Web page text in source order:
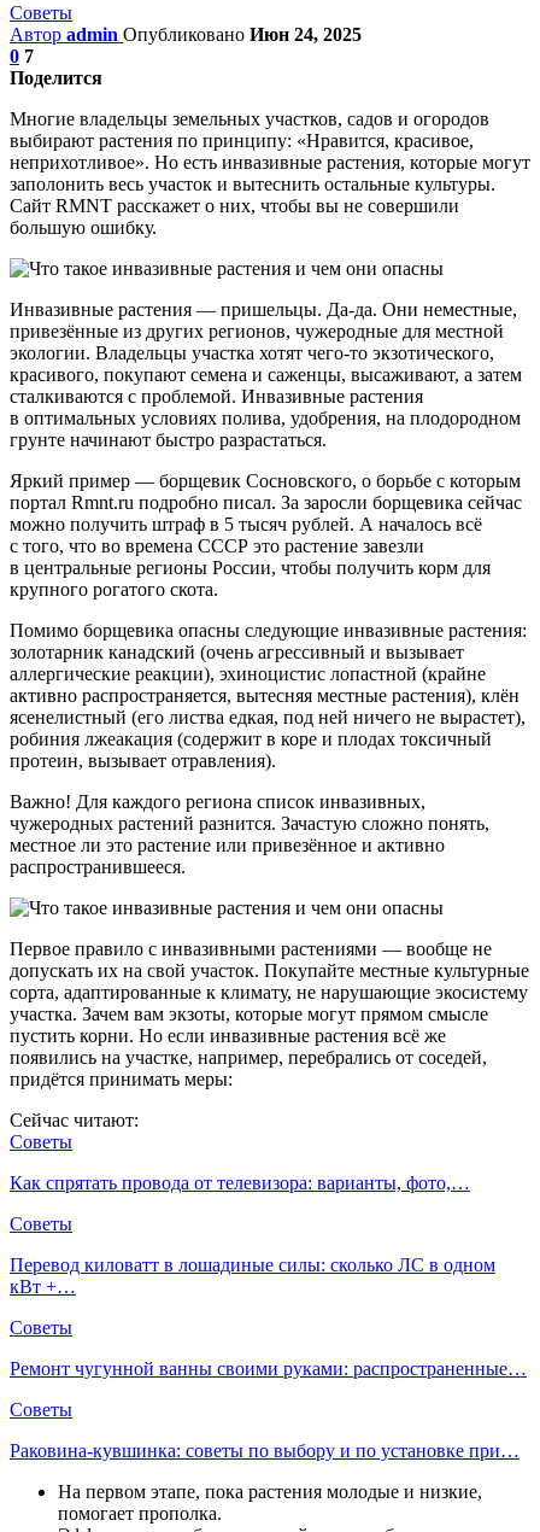
Советы
Автор admin Опубликовано Июн 24, 2025
0 7
Поделится
Многие владельцы земельных участков, садов и огородов
выбирают растения по принципу: «Нравится, красивое,
неприхотливое». Но есть инвазивные растения, которые могут
заполонить весь участок и вытеснить остальные культуры.
Сайт RMNT расскажет о них, чтобы вы не совершили
большую ошибку.
Инвазивные растения — пришельцы. Да-да. Они неместные,
привезённые из других регионов, чужеродные для местной
экологии. Владельцы участка хотят чего-то экзотического,
красивого, покупают семена и саженцы, высаживают, а затем
сталкиваются с проблемой. Инвазивные растения
в оптимальных условиях полива, удобрения, на плодородном
грунте начинают быстро разрастаться.
Яркий пример — борщевик Сосновского, о борьбе с которым
портал Rmnt.ru подробно писал. За заросли борщевика сейчас
можно получить штраф в 5 тысяч рублей. А началось всё
с того, что во времена СССР это растение завезли
в центральные регионы России, чтобы получить корм для
крупного рогатого скота.
Помимо борщевика опасны следующие инвазивные растения:
золотарник канадский (очень агрессивный и вызывает
аллергические реакции), эхиноцистис лопастной (крайне
активно распространяется, вытесняя местные растения), клён
ясенелистный (его листва едкая, под ней ничего не вырастет),
робиния лжеакация (содержит в коре и плодах токсичный
протеин, вызывает отравления).
Важно! Для каждого региона список инвазивных,
чужеродных растений разнится. Зачастую сложно понять,
местное ли это растение или привезённое и активно
распространившееся.
Первое правило с инвазивными растениями — вообще не
допускать их на свой участок. Покупайте местные культурные
сорта, адаптированные к климату, не нарушающие экосистему
участка. Зачем вам экзоты, которые могут прямом смысле
пустить корни. Но если инвазивные растения всё же
появились на участке, например, перебрались от соседей,
придётся принимать меры:
Сейчас читают:
Советы
Как спрятать провода от телевизора: варианты, фото,…
Советы
Перевод киловатт в лошадиные силы: сколько ЛС в одном
кВт +…
Советы
Ремонт чугунной ванны своими руками: распространенные…
Советы
Раковина-кувшинка: советы по выбору и по установке при…
На первом этапе, пока растения молодые и низкие,
помогает прополка.